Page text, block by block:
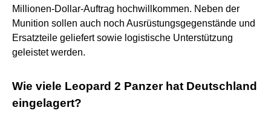
Millionen-Dollar-Auftrag hochwillkommen. Neben der
Munition sollen auch noch Ausrüstungsgegenstände und
Ersatzteile geliefert sowie logistische Unterstützung
geleistet werden.
Wie viele Leopard 2 Panzer hat Deutschland
eingelagert?